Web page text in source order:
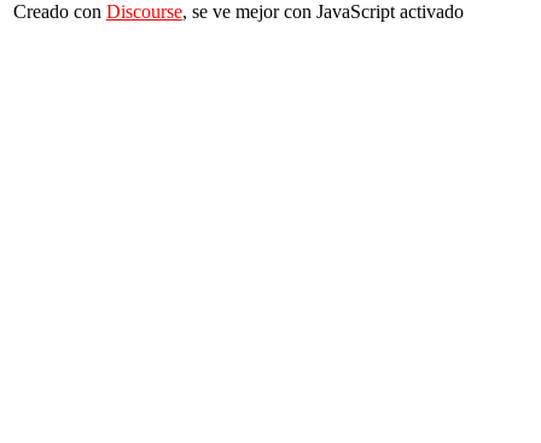
Creado con Discourse, se ve mejor con JavaScript activado